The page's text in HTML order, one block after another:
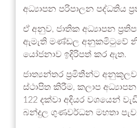
අධ්‍යාපන පරිපාලන පද්ධතිය
ඒ අනුව, ජාතික අධ්‍යාපන
ඇමැති මණ්ඩල අනුකමිටුවේ
යෝජනාව ඉදිරිපත් කර ඇත.
ජාත්‍යන්තර ප්‍රමිතීන්ට
ස්ථාපිත කිරීම, කලාප
122 දක්වා අදියර වශයෙන්
බන්දුල ගුණවර්ධන මහතා